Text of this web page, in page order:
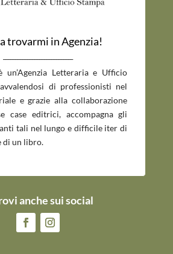
trovarmi in Agenzia!
un’Agenzia Letteraria e Ufficio
di professionisti nel
e grazie alla collaborazione
case editrici, accompagna gli
tali nel lungo e difficile iter di
di un libro.
anche sui social